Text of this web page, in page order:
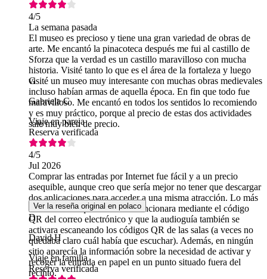
4/5
La semana pasada
El museo es precioso y tiene una gran variedad de obras de
arte. Me encantó la pinacoteca después me fui al castillo de
Sforza que la verdad es un castillo maravilloso con mucha
historia. Visité tanto lo que es el área de la fortaleza y luego
visité un museo muy interesante con muchas obras medievales
incluso habían armas de aquella época. En fin que todo fue
maravilloso. Me encantó en todos los sentidos lo recomiendo
y es muy práctico, porque al precio de estas dos actividades
sale muy bien de precio.
G
Gabriela C
Viaje en pareja
Reserva verificada
4/5
Jul 2026
Comprar las entradas por Internet fue fácil y a un precio
asequible, aunque creo que sería mejor no tener que descargar
dos aplicaciones para acceder a una misma atracción. Lo más
cómodo sería que la entrada funcionara mediante el código
QR del correo electrónico y que la audioguía también se
activara escaneando los códigos QR de las salas (a veces no
quedaba claro cuál había que escuchar). Además, en ningún
sitio aparecía la información sobre la necesidad de activar y
recoger la entrada en papel en un punto situado fuera del
recinto.
Ver la reseña original en polaco
D
David H
Viaje en familia
Reserva verificada